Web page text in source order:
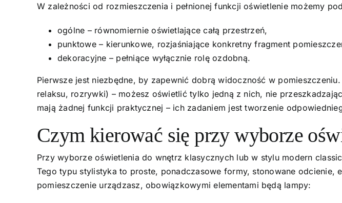
W zależności od rozmieszczenia i pełnionej funkcji oświetlenie możemy
ogólne – równomiernie oświetlające całą przestrzeń,
punktowe – kierunkowe, rozjaśniające konkretny fragment
dekoracyjne – pełniące wyłącznie rolę ozdobną.
Pierwsze jest niezbędne, by zapewnić dobrą widoczność w
relaksu, rozrywki) – możesz oświetlić tylko jedną z nich, nie
mają żadnej funkcji praktycznej – ich zadaniem jest tworzenie
Czym kierować się przy wyborze
Przy wyborze oświetlenia do wnętrz klasycznych lub w stylu modern
Tego typu stylistyka to proste, ponadczasowe formy, stonowane
pomieszczenie urządzasz, obowiązkowymi elementami będą lampy: